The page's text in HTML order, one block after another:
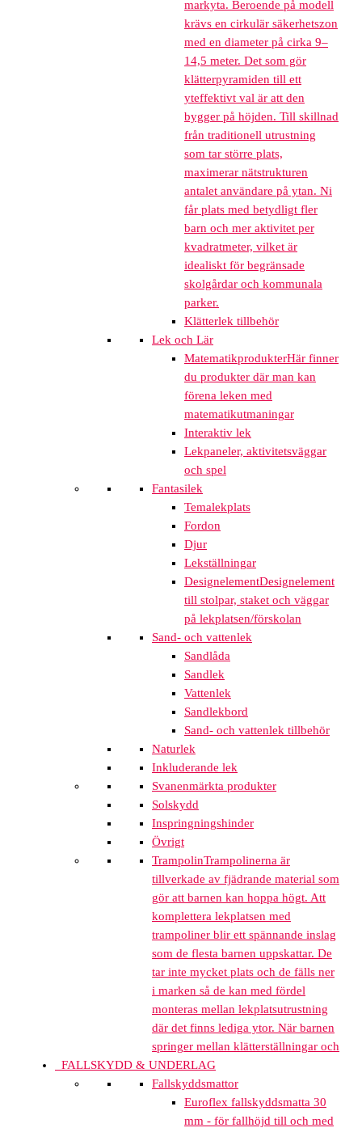
markyta. Beroende på modell
krävs en cirkulär säkerhetszon
med en diameter på cirka 9–
14,5 meter. Det som gör
klätterpyramiden till ett
yteffektivt val är att den
bygger på höjden. Till skillnad
från traditionell utrustning
som tar större plats,
maximerar nätstrukturen
antalet användare på ytan. Ni
får plats med betydligt fler
barn och mer aktivitet per
kvadratmeter, vilket är
idealiskt för begränsade
skolgårdar och kommunala
parker.
Klätterlek tillbehör
Lek och Lär
MatematikprodukterHär finner
du produkter där man kan
förena leken med
matematikutmaningar
Interaktiv lek
Lekpaneler, aktivitetsväggar
och spel
Fantasilek
Temalekplats
Fordon
Djur
Lekställningar
DesignelementDesignelement
till stolpar, staket och väggar
på lekplatsen/förskolan
Sand- och vattenlek
Sandlåda
Sandlek
Vattenlek
Sandlekbord
Sand- och vattenlek tillbehör
Naturlek
Inkluderande lek
Svanenmärkta produkter
Solskydd
Inspringningshinder
Övrigt
TrampolinTrampolinerna är
tillverkade av fjädrande material som
gör att barnen kan hoppa högt. Att
komplettera lekplatsen med
trampoliner blir ett spännande inslag
som de flesta barnen uppskattar. De
tar inte mycket plats och de fälls ner
i marken så de kan med fördel
monteras mellan lekplatsutrustning
där det finns lediga ytor. När barnen
springer mellan klätterställningar och
FALLSKYDD & UNDERLAG
Fallskyddsmattor
Euroflex fallskyddsmatta 30
mm - för fallhöjd till och med